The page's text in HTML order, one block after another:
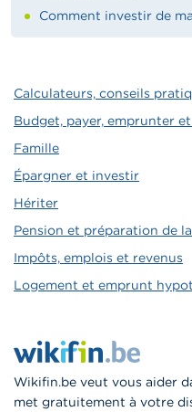
Comment investir de
Calculateurs, conseils
Budget, payer, emprunter
Famille
Épargner et investir
Hériter
Pension et préparation de
Impôts, emplois et revenus
Logement et emprunt
Wikifin.be veut vous aider
met gratuitement à votre